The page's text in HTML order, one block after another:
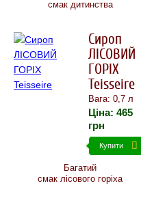
смак дитинства
Сироп
ЛІСОВИЙ
ГОРІХ
Teisseire
Вага: 0,7 л
Ціна: 465
грн
Купити
Багатий
смак лісового горіха